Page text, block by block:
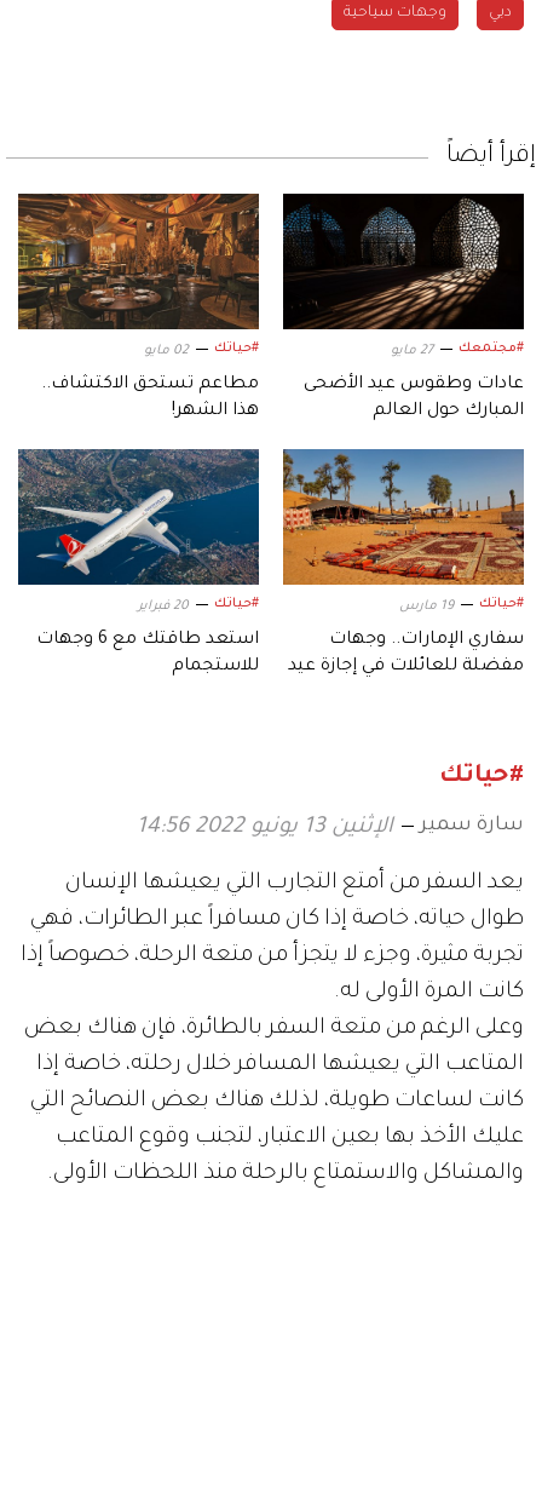
دبي وجهات سياحية
إقرأ أيضاً
#مجتمعك 27 مايو
عادات وطقوس عيد الأضحى
المبارك حول العالم
#حياتك 02 مايو
مطاعم تستحق الاكتشاف..
هذا الشهر!
#حياتك 19 مارس
سفاري الإمارات.. وجهات
مفضلة للعائلات في إجازة عيد
#حياتك 20 فبراير
استعد طاقتك مع 6 وجهات
للاستجمام
#حياتك
سارة سمير الإثنين 13 يونيو 2022 14:56
يعد السفر من أمتع التجارب التي يعيشها الإنسان
طوال حياته، خاصة إذا كان مسافراً عبر الطائرات، فهي
تجربة مثيرة، وجزء لا يتجزأ من متعة الرحلة، خصوصاً إذا
كانت المرة الأولى له.
وعلى الرغم من متعة السفر بالطائرة، فإن هناك بعض
المتاعب التي يعيشها المسافر خلال رحلته، خاصة إذا
كانت لساعات طويلة، لذلك هناك بعض النصائح التي
عليك الأخذ بها بعين الاعتبار، لتجنب وقوع المتاعب
والمشاكل والاستمتاع بالرحلة منذ اللحظات الأولى.